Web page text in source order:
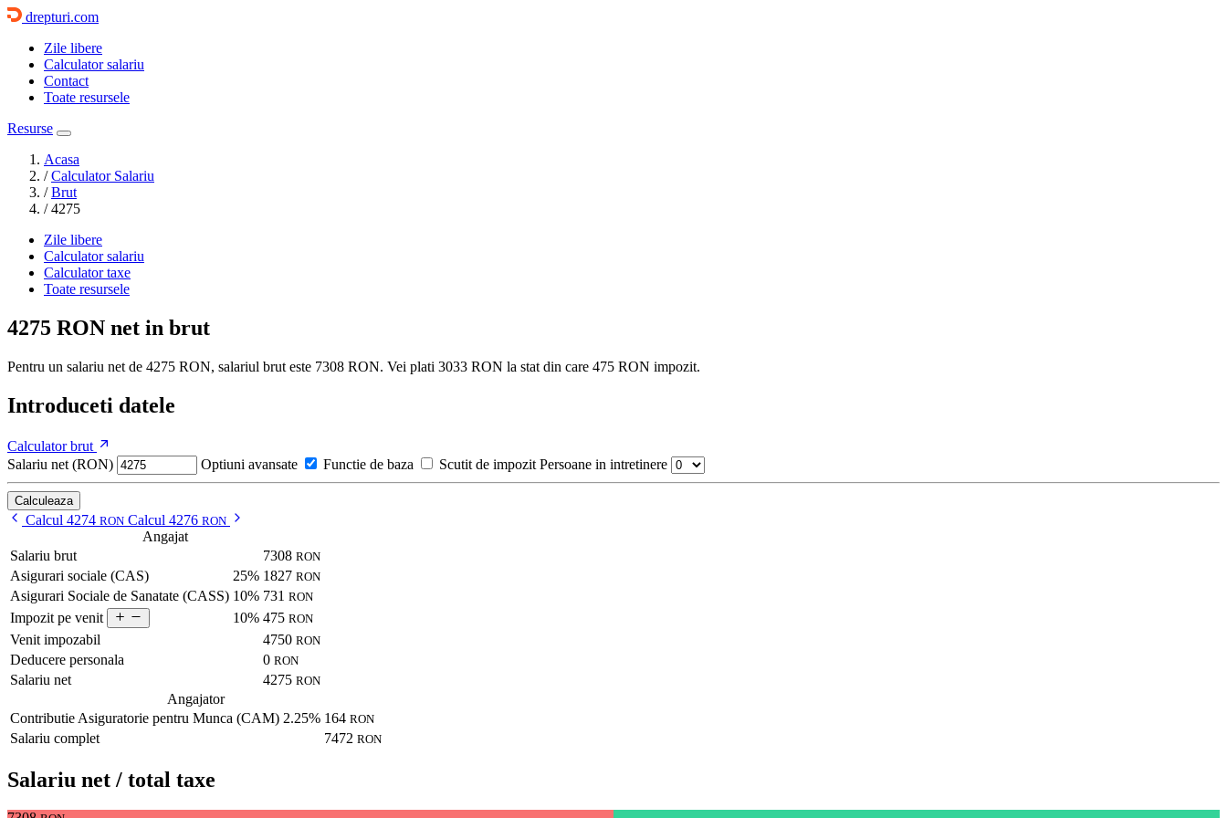
drepturi.com
Zile libere
Calculator salariu
Contact
Toate resursele
Resurse
Acasa
/ Calculator Salariu
/ Brut
/ 4275
Zile libere
Calculator salariu
Calculator taxe
Toate resursele
4275 RON net in brut
Pentru un salariu net de 4275 RON, salariul brut este 7308 RON. Vei plati 3033 RON la stat din care 475 RON impozit.
Introduceti datele
Calculator brut
Salariu net (RON)
Optiuni avansate Functie de baza Scutit de impozit Persoane in intretinere
Calculeaza
Calcul 4274 RON Calcul 4276 RON
Angajat
Salariu brut
7308 RON
Asigurari sociale (CAS) 25% 1827 RON
Asigurari Sociale de Sanatate (CASS) 10% 731 RON
Impozit pe venit 10% 475 RON
Venit impozabil 4750 RON
Deducere personala 0 RON
Salariu net 4275 RON
Angajator
Contributie Asiguratorie pentru Munca (CAM) 2.25% 164 RON
Salariu complet 7472 RON
Salariu net / total taxe